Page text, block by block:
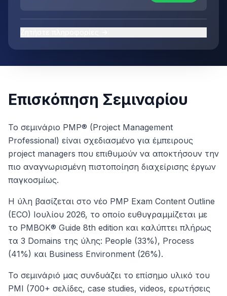
Επισκόπηση Σεμιναρίου
Το σεμινάριο PMP® (Project Management
Professional) είναι σχεδιασμένο για έμπειρους
project managers που επιθυμούν να αποκτήσουν την
πιο αναγνωρισμένη πιστοποίηση διαχείρισης έργων
παγκοσμίως.
Η ύλη βασίζεται στο νέο PMP Exam Content Outline
(ECO) Ιουλίου 2026, το οποίο ευθυγραμμίζεται με
το PMBOK® Guide 8th edition και καλύπτει πλήρως
τα 3 Domains της ύλης: People (33%), Process
(41%) και Business Environment (26%).
Το σεμινάριό μας συνδυάζει το επίσημο υλικό του
PMI (700+ σελίδες, case studies, videos, ερωτήσεις